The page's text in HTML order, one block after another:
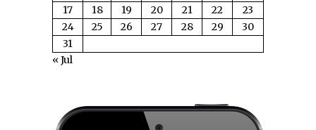
17
18 19 20 21 22
23
24
25 26 27 28 29
30
31
« Jul